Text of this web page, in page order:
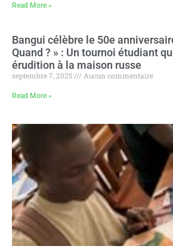
Read More »
Bangui célèbre le 50e
Quand ? » : Un tournoi étudiant
érudition à la maison russe
septembre 7, 2025 Aucun commentaire
Read More »